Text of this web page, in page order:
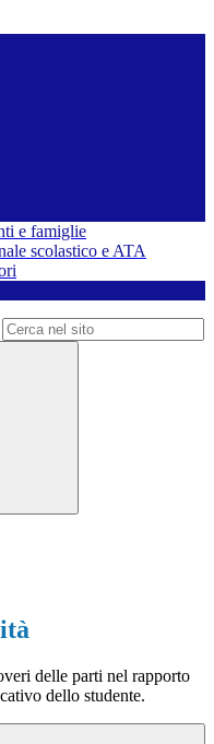
e famiglie
scolastico e ATA
delle parti nel rapporto
dello studente.